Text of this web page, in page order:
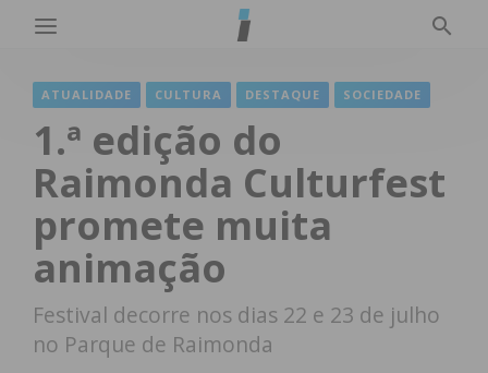
ATUALIDADE CULTURA DESTAQUE SOCIEDADE
1.ª edição do
Raimonda Culturfest
promete muita
animação
Festival decorre nos dias 22 e 23 de julho
no Parque de Raimonda